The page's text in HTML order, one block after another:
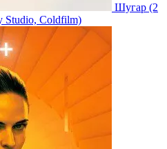
Шугар (2
Studio, Coldfilm)